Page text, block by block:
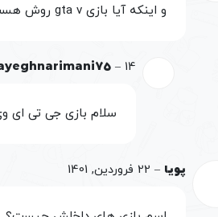
و اینکه آیا بازی gta v روش هست الان سفارش خرید زدم
– 14 فروردین, 1401
سلام بازی جی تی ای وی
پویا – 22 فروردین, 1401